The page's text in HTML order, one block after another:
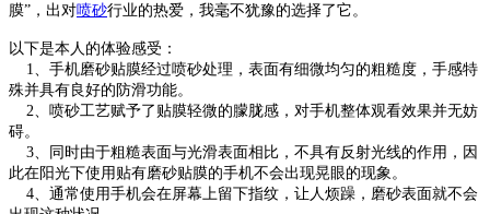
膜”，出对喷砂行业的热爱，我毫不犹豫的选择了它。
以下是本人的体验感受：
1、手机磨砂贴膜经过喷砂处理，表面有细微均匀的粗糙度，手感特
殊并具有良好的防滑功能。
2、喷砂工艺赋予了贴膜轻微的朦胧感，对手机整体观看效果并无妨
碍。
3、同时由于粗糙表面与光滑表面相比，不具有反射光线的作用，因
此在阳光下使用贴有磨砂贴膜的手机不会出现晃眼的现象。
4、通常使用手机会在屏幕上留下指纹，让人烦躁，磨砂表面就不会